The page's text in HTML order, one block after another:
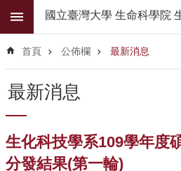
跳到主要內容區塊
階
尋
公
佈
欄
學
國立臺灣大學 生命科學院
首頁 公佈欄 最新消息
最新消息
生化科技學系109學年度
分發結果(第一輪)